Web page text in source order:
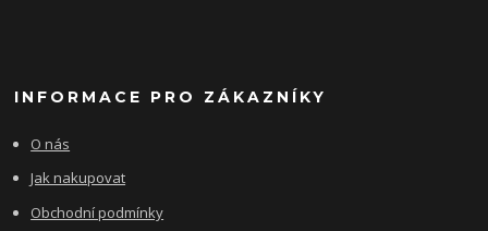
INFORMACE PRO ZÁKAZNÍKY
O nás
Jak nakupovat
Obchodní podmínky